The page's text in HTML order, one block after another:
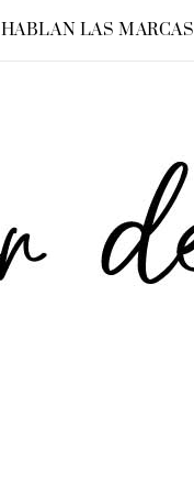
HABLAN LAS MARCAS